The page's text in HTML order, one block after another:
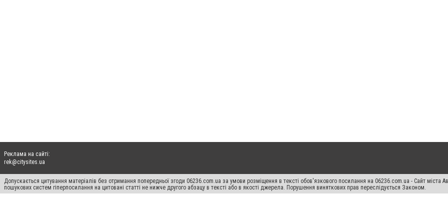
Реклама на сайті:
rek@citysites.ua
Допускається цитування матеріалів без отримання попередньої згоди 06236.com.ua за умови розміщення в тексті обов'язкового посилання на 06236.com.ua - Сайт міста
пошукових систем гіперпосилання на цитовані статті не нижче другого абзацу в тексті або в якості джерела. Порушення виняткових прав переслідується Законом.